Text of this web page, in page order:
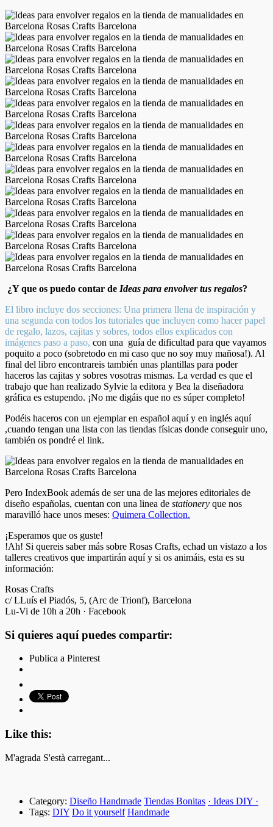
¿Y que os puedo contar de Ideas para envolver tus regalos?
El libro incluye dos secciones: Una primera llena de inspiración y
una segunda con todos los tutoriales que incluyen como hacer papel
de regalo, lazos, cajitas y sobres, todos ellos explicados con
imágenes paso a paso, con una guía de dificultad para que vayamos
poquito a poco (sobretodo en mi caso que no soy muy mañosa!). Al
final del libro encontrareis también unas plantillas para poder
haceros las cajitas y sobres vosotras mismas. La verdad es que el
trabajo que han realizado Sylvie la editora y Bea la diseñadora
gráfica es estupendo. ¡No me digáis que no es súper completo!
Podéis haceros con un ejemplar en español aquí y en inglés aquí
,cuando tengan una lista con las tiendas físicas donde conseguir uno,
también os pondré el link.
Pero IndexBook además de ser una de las mejores editoriales de
diseño españolas, cuentan con una linea de stationery que nos
maravilló hace unos meses: Quimera Collection.
¡Esperamos que os guste!
!Ah! Si quereis saber más sobre Rosas Crafts, echad un vistazo a los
talleres creativos que impartirán aquí y si os animáis, esta es su
información:
Rosas Crafts
c/ LLuís el Piadós, 5, (Arc de Trionf), Barcelona
Lu-Vi de 10h a 20h · Facebook
Si quieres aquí puedes compartir:
Publica a Pinterest
Like this:
M'agrada S'està carregant...
Category: Diseño Handmade Tiendas Bonitas · Ideas DIY ·
Tags: DIY Do it yourself Handmade